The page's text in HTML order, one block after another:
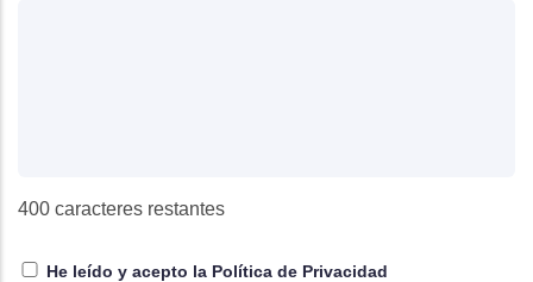
400 caracteres restantes
He leído y acepto la Política de Privacidad